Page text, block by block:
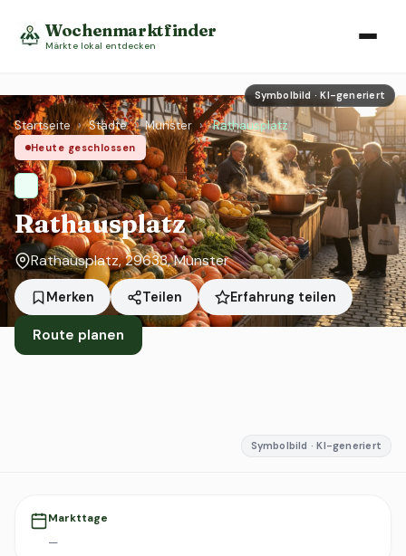
Wochenmarktfinder
Märkte lokal entdecken
Symbolbild · KI-generiert
Startseite › Städte › Munster › Rathausplatz
Heute geschlossen
Rathausplatz
Rathausplatz, 29633, Munster
Merken Teilen Erfahrung teilen
Route planen
Symbolbild · KI-generiert
Markttage
—